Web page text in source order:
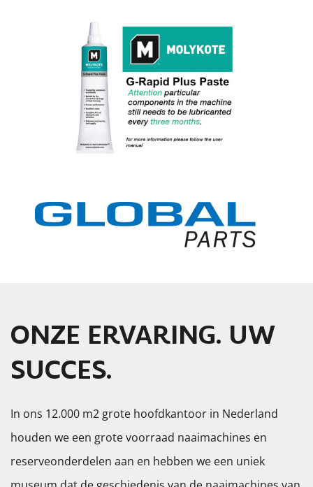
ONZE ERVARING. UW
SUCCES.
In ons 12.000 m2 grote hoofdkantoor in Nederland
houden we een grote voorraad naaimachines en
reserveonderdelen aan en hebben we een uniek